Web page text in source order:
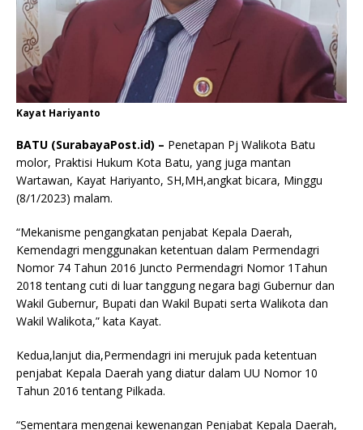
Kayat Hariyanto
BATU (SurabayaPost.id) – Penetapan Pj Walikota Batu
molor, Praktisi Hukum Kota Batu, yang juga mantan
Wartawan, Kayat Hariyanto, SH,MH,angkat bicara, Minggu
(8/1/2023) malam.
“Mekanisme pengangkatan penjabat Kepala Daerah,
Kemendagri menggunakan ketentuan dalam Permendagri
Nomor 74 Tahun 2016 Juncto Permendagri Nomor 1Tahun
2018 tentang cuti di luar tanggung negara bagi Gubernur dan
Wakil Gubernur, Bupati dan Wakil Bupati serta Walikota dan
Wakil Walikota,” kata Kayat.
Kedua,lanjut dia,Permendagri ini merujuk pada ketentuan
penjabat Kepala Daerah yang diatur dalam UU Nomor 10
Tahun 2016 tentang Pilkada.
“Sementara mengenai kewenangan Penjabat Kepala Daerah,